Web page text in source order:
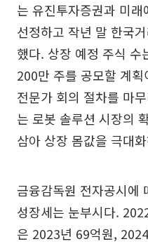
는 유진투자증권과 미
선정하고 작년 말 한국
했다. 상장 예정 주식
200만 주를 공모할 계
전문가 회의 절차를 마
는 로봇 솔루션 시장의
삼아 상장 몸값을 극대
금융감독원 전자공시에
성장세는 눈부시다.
은 2023년 69억원,